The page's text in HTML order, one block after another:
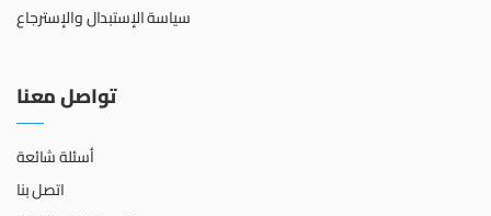
سياسة الإستبدال والإسترجاع
تواصل معنا
أسئلة شائعة
اتصل بنا